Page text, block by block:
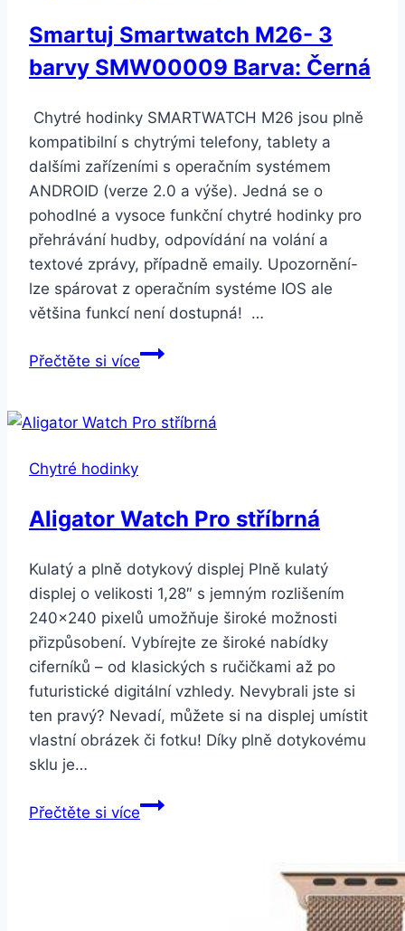
Smartuj Smartwatch M26- 3
barvy SMW00009 Barva: Černá
Chytré hodinky SMARTWATCH M26 jsou plně
kompatibilní s chytrými telefony, tablety a
dalšími zařízeními s operačním systémem
ANDROID (verze 2.0 a výše). Jedná se o
pohodlné a vysoce funkční chytré hodinky pro
přehrávání hudby, odpovídání na volání a
textové zprávy, případně emaily. Upozornění-
lze spárovat z operačním systéme IOS ale
většina funkcí není dostupná! …
Přečtěte si víceSmartuj
3
Černá
Chytré hodinky
Aligator Watch Pro stříbrná
Kulatý a plně dotykový displej Plně kulatý
displej o velikosti 1,28″ s jemným rozlišením
240×240 pixelů umožňuje široké možnosti
přizpůsobení. Vybírejte ze široké nabídky
ciferníků – od klasických s ručičkami až po
futuristické digitální vzhledy. Nevybrali jste si
ten pravý? Nevadí, můžete si na displej umístit
vlastní obrázek či fotku! Díky plně dotykovému
sklu je…
Přečtěte si víceAligator